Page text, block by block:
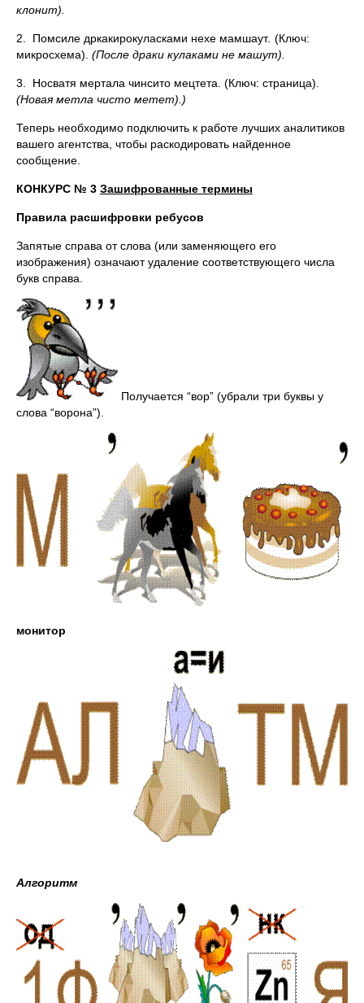
клонит).
2. Помсиле дркакирокуласками нехе мамшаут. (Ключ:
микросхема). (После драки кулаками не машут).
3. Носватя мертала чинсито мецтета. (Ключ: страница).
(Новая метла чисто метет).)
Теперь необходимо подключить к работе лучших аналитиков
вашего агентства, чтобы раскодировать найденное
сообщение.
КОНКУРС № 3 Зашифрованные термины
Правила расшифровки ребусов
Запятые справа от слова (или заменяющего его
изображения) означают удаление соответствующего числа
букв справа.
Получается “вор” (убрали три буквы у
слова “ворона”).
монитор
Алгоритм